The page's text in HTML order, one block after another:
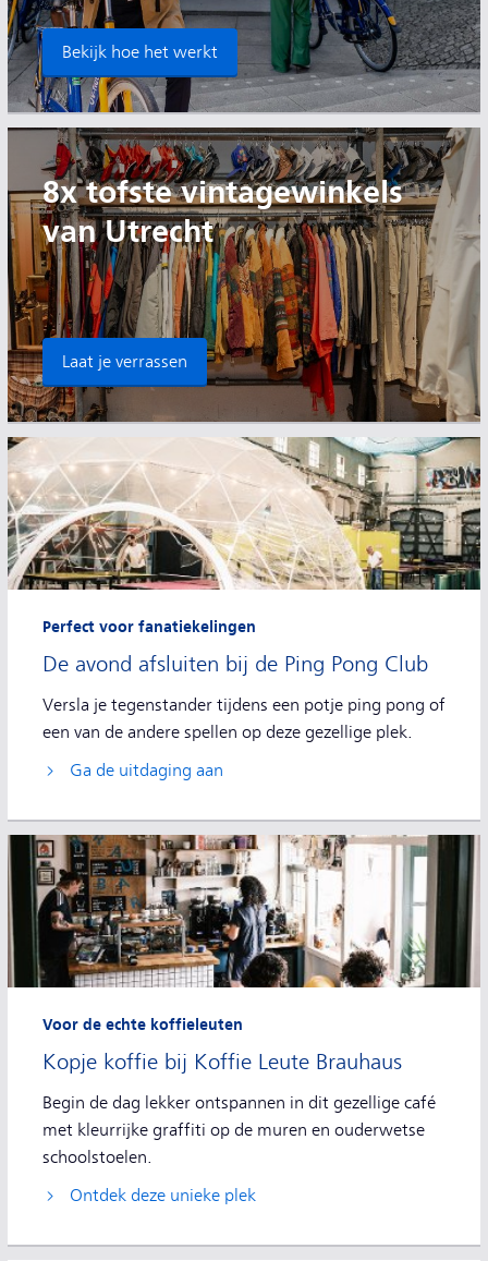
Bekijk hoe het werkt
8x tofste vintagewinkels
van Utrecht
Laat je verrassen
De avond afsluiten bij de Ping Pong Club
Perfect voor fanatiekelingen
Versla je tegenstander tijdens een potje ping pong of
een van de andere spellen op deze gezellige plek.
Ga de uitdaging aan
Kopje koffie bij Koffie Leute Brauhaus
Voor de echte koffieleuten
Begin de dag lekker ontspannen in dit gezellige café
met kleurrijke graffiti op de muren en ouderwetse
schoolstoelen.
Ontdek deze unieke plek